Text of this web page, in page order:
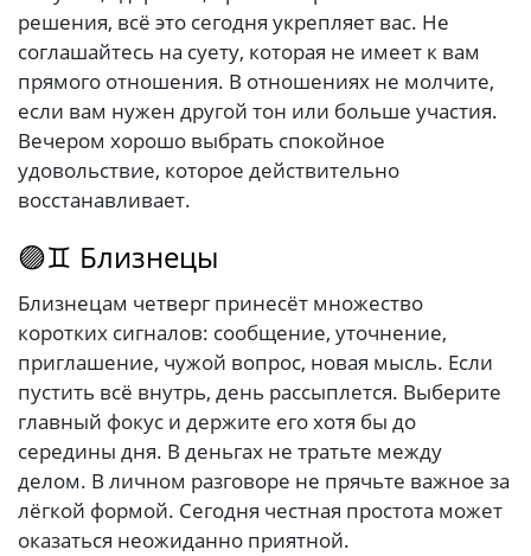
решения, всё это сегодня укрепляет вас. Не
соглашайтесь на суету, которая не имеет к вам
прямого отношения. В отношениях не молчите,
если вам нужен другой тон или больше участия.
Вечером хорошо выбрать спокойное
удовольствие, которое действительно
восстанавливает.
🟣♊ Близнецы
Близнецам четверг принесёт множество
коротких сигналов: сообщение, уточнение,
приглашение, чужой вопрос, новая мысль. Если
пустить всё внутрь, день рассыплется. Выберите
главный фокус и держите его хотя бы до
середины дня. В деньгах не тратьте между
делом. В личном разговоре не прячьте важное за
лёгкой формой. Сегодня честная простота может
оказаться неожиданно приятной.